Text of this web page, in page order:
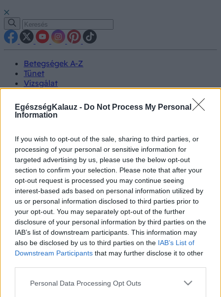
EgészségKalauz - Do Not Process My Personal
Information
If you wish to opt-out of the sale, sharing to third parties, or
processing of your personal or sensitive information for
targeted advertising by us, please use the below opt-out
section to confirm your selection. Please note that after your
opt-out request is processed you may continue seeing
interest-based ads based on personal information utilized by
us or personal information disclosed to third parties prior to
your opt-out. You may separately opt-out of the further
disclosure of your personal information by third parties on the
IAB’s list of downstream participants. This information may
also be disclosed by us to third parties on the IAB’s List of
Downstream Participants that may further disclose it to other
Please note that this website/app uses one or more Google
Personal Data Processing Opt Outs
Betegségek A-Z
Tünet
Vizsgálat
Életmódváltás
Kutatás
Videók
Kisállatok egészsége
#allergia #influenza#cukorbetegség
#orvosmeteorológia#vérnyomás #stroke#rákbetegség
#pajzsmirigy#reflux#ekcéma#herpesz
Regisztráció
Felfázás
Felfázás